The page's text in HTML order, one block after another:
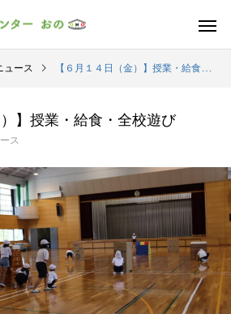
ュース 【６月１４日（金）】授業・給食・全校遊び
）】授業・給食・全校遊び
ス